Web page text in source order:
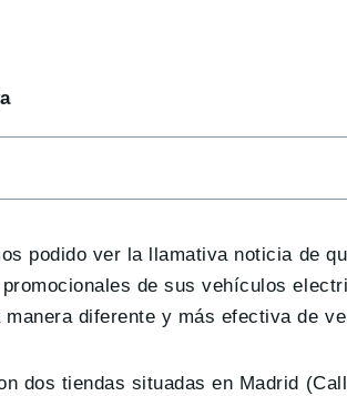
podido ver la llamativa noticia de
de sus vehículos
manera diferente y más efectiva de
dos tiendas situadas en Madrid